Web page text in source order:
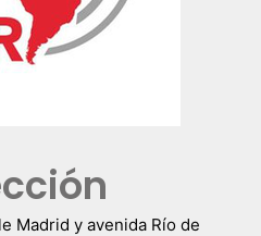
Madrid y avenida Río de